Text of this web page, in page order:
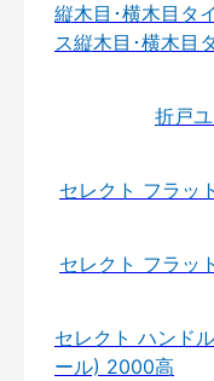
縦木目･横木目タ
ス縦木目･横木目
折戸
セレクト フラッ
セレクト フラッ
セレクト ハンド
ール) 2000高